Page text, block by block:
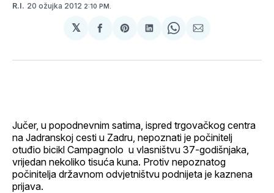
R.I. 20 ožujka 2012 2:10 PM.
𝕏
podijeliSharepodijeliSharepodijeli
Jučer, u popodnevnim satima, ispred trgovačkog centra
na Jadranskoj cesti u Zadru, nepoznati je počinitelj
otuđio bicikl Campagnolo u vlasništvu 37-godišnjaka,
vrijedan nekoliko tisuća kuna. Protiv nepoznatog
počinitelja državnom odvjetništvu podnijeta je kaznena
prijava.